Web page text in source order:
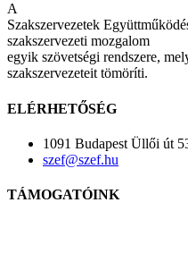
A
Szakszervezetek
szakszervezeti mozgalom
egyik szövetségi rendszere,
szakszervezeteit tömöríti.
ELÉRHETŐSÉG
1091 Budapest Üllői út
szef@szef.hu
TÁMOGATÓINK